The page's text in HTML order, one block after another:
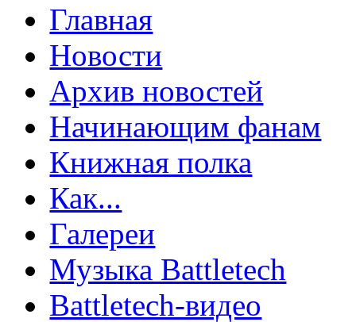
Главная
Новости
Архив новостей
Начинающим фанам
Книжная полка
Как...
Галереи
Музыка Battletech
Battletech-видео